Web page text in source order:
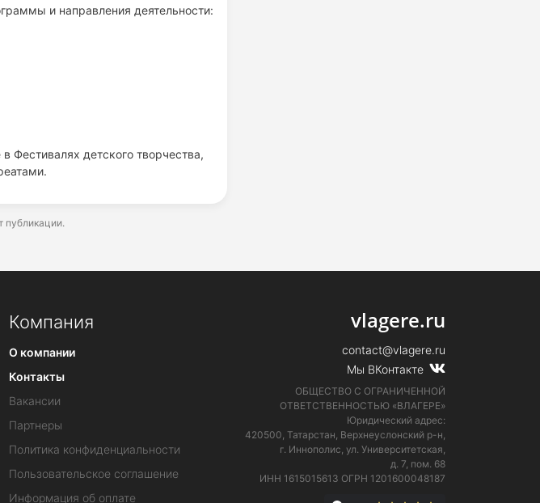
и направления деятельности:
детского творчества,
публикации.
Компания
О компании
Контакты
Вакансии
Партнеры
Политика конфиденциальности
Пользовательское соглашение
Информация об оплате
vlagere.ru
contact@vlagere.ru
Мы ВКонтакте
ОБЩЕСТВО С ОГРАНИЧЕННОЙ
ОТВЕТСТВЕННОСТЬЮ «ВЛАГЕРЕ»
Юридический адрес:
420500, Татарстан, Верхнеуслонский р-н,
г. Иннополис, ул. Университетская,
д. 7, пом. 68
ИНН 1615015613 ОГРН 1201600048187